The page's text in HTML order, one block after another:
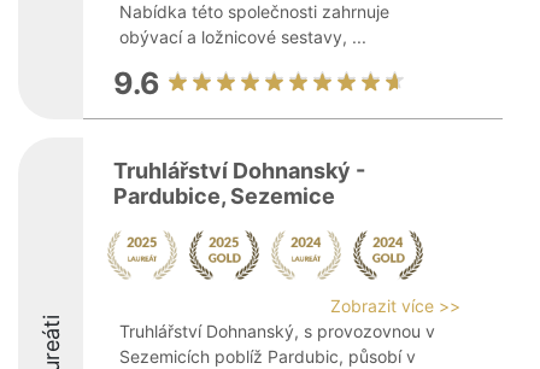
Nabídka této společnosti zahrnuje
obývací a ložnicové sestavy, ...
9.6
Truhlářství Dohnanský -
Pardubice, Sezemice
Zobrazit více >>
Truhlářství Dohnanský, s provozovnou v
Sezemicích poblíž Pardubic, působí v